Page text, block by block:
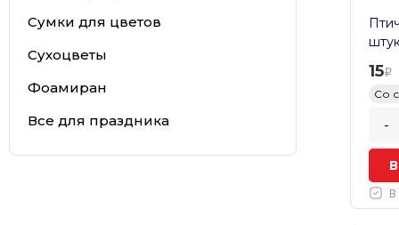
15
Со
-
В
Сумки для цветов
Сухоцветы
Фоамиран
Все для праздника